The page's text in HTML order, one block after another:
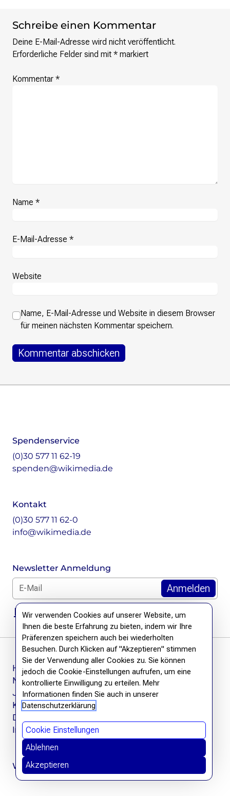
Über uns
Verein
Strategische Ausrichtung 2030
Schreibe einen Kommentar
Deine E-Mail-Adresse wird nicht veröffentlicht.
Erforderliche Felder sind mit * markiert
Kommentar *
Name *
E-Mail-Adresse *
Website
Name, E-Mail-Adresse und Website in diesem Browser
für meinen nächsten Kommentar speichern.
Spendenservice
(0)30 577 11 62-19
spenden@wikimedia.de
Kontakt
(0)30 577 11 62-0
info@wikimedia.de
Newsletter Anmeldung
E-Mail für Newsletter *
DSGVO Hinweis
Häufige Fragen
Newsletter
Jobs
Kontakt
Datenschutzerklärung
Impressum
Wir befreien Wissen
Wir verwenden Cookies auf unserer Website, um
Ihnen die beste Erfahrung zu bieten, indem wir Ihre
Präferenzen speichern auch bei wiederholten
Besuchen. Durch Klicken auf "Akzeptieren" stimmen
Sie der Verwendung aller Cookies zu. Sie können
jedoch die Cookie-Einstellungen aufrufen, um eine
kontrollierte Einwilligung zu erteilen. Mehr
Informationen finden Sie auch in unserer
Datenschutzerklärung
Cookie Einstellungen
Ablehnen
Akzeptieren